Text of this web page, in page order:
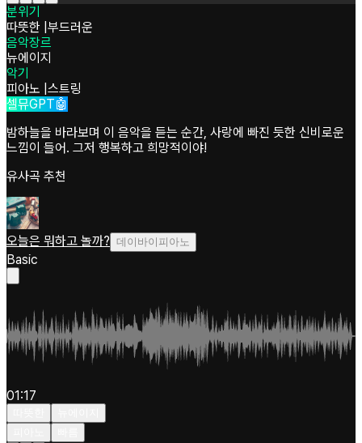
분위기
따뜻한 부드러운
음악장르
뉴에이지
악기
피아노 스트링
셀뮤GPT🤖
밤하늘을 바라보며 이 음악을 듣는 순간, 사랑에 빠진 듯한 신비로운
느낌이 들어. 그저 행복하고 희망적이야!
유사곡 추천
오늘은 뭐하고 놀까? 데이바이피아노
Basic
01:17